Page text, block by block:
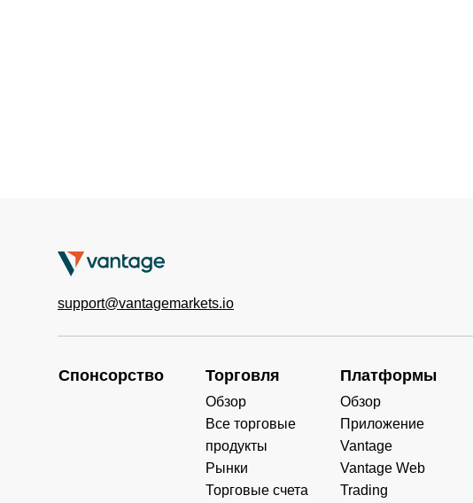
support@vantagemarkets.io
Спонсорство Торговля
Обзор
Все торговые
продукты
Рынки
Торговые счета
Платформы
Обзор
Приложение
Vantage
Vantage Web
Trading